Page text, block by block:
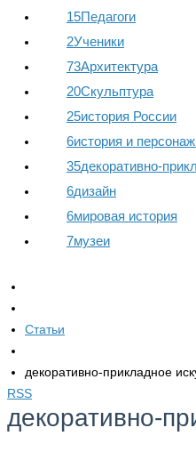
15Педагоги
2Ученики
73Архитектура
20Скульптура
25история России
6история и
35декоративно-
6дизайн
6мировая история
7музеи
Статьи
декоративно-прикладное
RSS
декоративно-